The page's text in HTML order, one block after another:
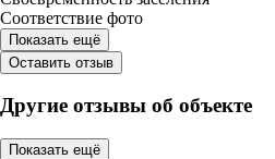
Соответствие фото
Показать ещё
Оставить отзыв
Другие отзывы об объекте
Показать ещё